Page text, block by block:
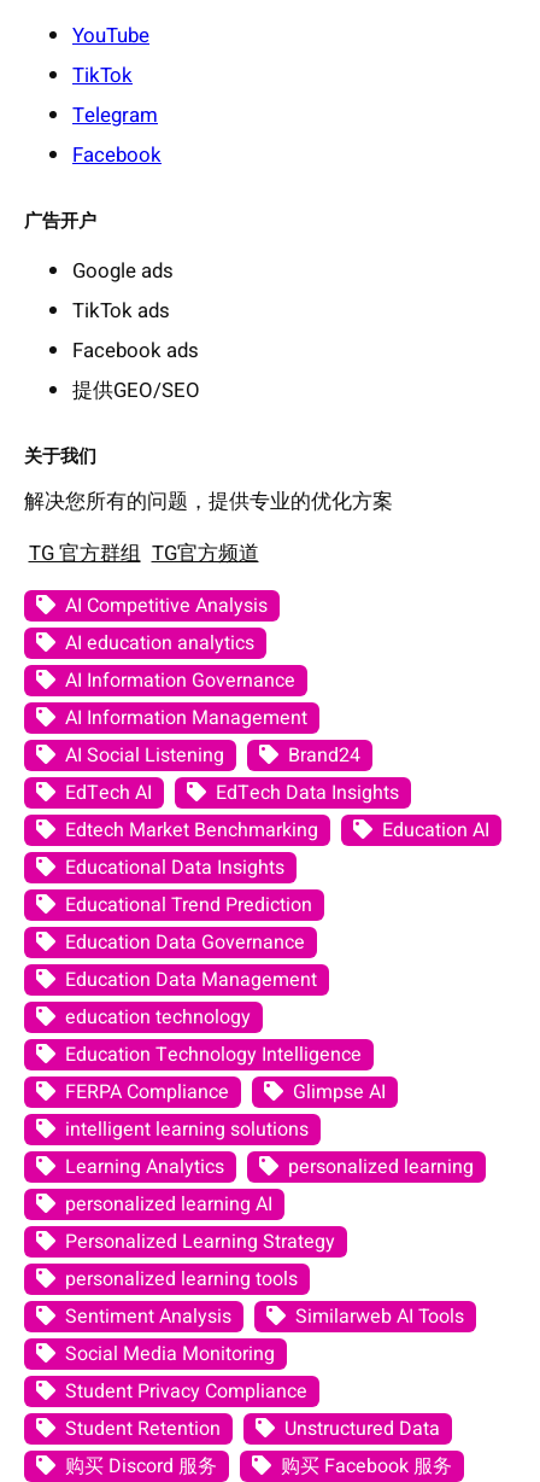
YouTube
TikTok
Telegram
Facebook
广告开户
Google ads
TikTok ads
Facebook ads
提供GEO/SEO
关于我们
解决您所有的问题，提供专业的优化方案
TG 官方群组 TG官方频道
AI Competitive Analysis
AI education analytics
AI Information Governance
AI Information Management
AI Social Listening
Brand24
EdTech AI
EdTech Data Insights
Edtech Market Benchmarking
Education AI
Educational Data Insights
Educational Trend Prediction
Education Data Governance
Education Data Management
education technology
Education Technology Intelligence
FERPA Compliance
Glimpse AI
intelligent learning solutions
Learning Analytics
personalized learning
personalized learning AI
Personalized Learning Strategy
personalized learning tools
Sentiment Analysis
Similarweb AI Tools
Social Media Monitoring
Student Privacy Compliance
Student Retention
Unstructured Data
购买 Discord 服务
购买 Facebook 服务